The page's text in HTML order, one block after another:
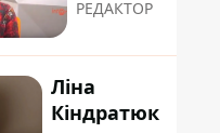
РЕДАКТОР
Ліна
Кіндратюк